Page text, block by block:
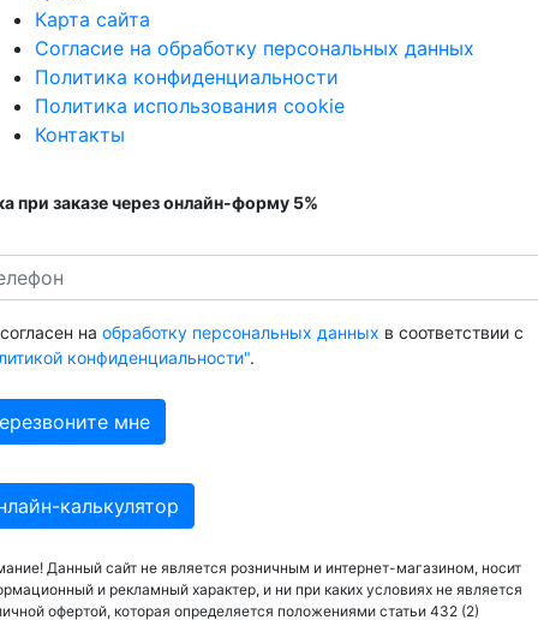
Карта сайта
Согласие на обработку персональных данных
Политика конфиденциальности
Политика использования cookie
Контакты
при заказе через онлайн-форму 5%
на обработку персональных данных в соответствии с
конфиденциальности".
калькулятор
Данный сайт не является розничным и интернет-магазином, носит
и рекламный характер, и ни при каких условиях не является
офертой, которая определяется положениями статьи 432 (2)